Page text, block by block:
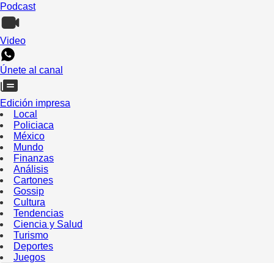
Podcast
Video
Únete al canal
Edición impresa
Local
Policiaca
México
Mundo
Finanzas
Análisis
Cartones
Gossip
Cultura
Tendencias
Ciencia y Salud
Turismo
Deportes
Juegos